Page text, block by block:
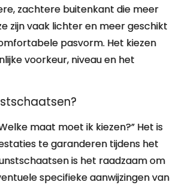
zachtere buitenkant die meer
zijn vaak lichter en meer geschikt
pasvorm. Het kiezen
voorkeur, niveau en het
maat moet ik kiezen?” Het is
te garanderen tijdens het
is het raadzaam om
specifieke aanwijzingen van